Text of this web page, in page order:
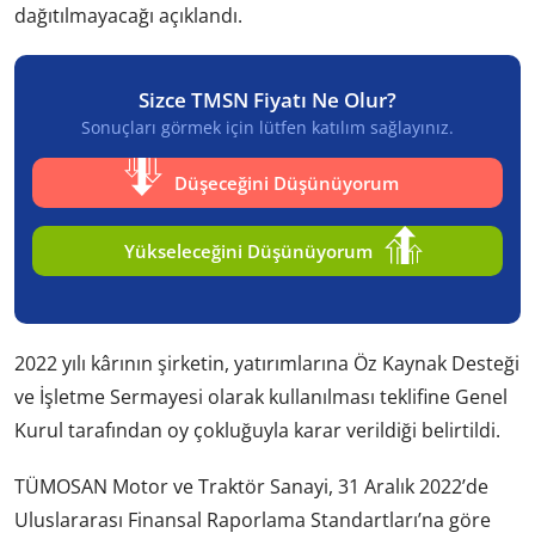
dağıtılmayacağı açıklandı.
Sizce TMSN Fiyatı Ne Olur?
Sonuçları görmek için lütfen katılım sağlayınız.
Düşeceğini Düşünüyorum
Yükseleceğini Düşünüyorum
2022 yılı kârının şirketin, yatırımlarına Öz Kaynak Desteği
ve İşletme Sermayesi olarak kullanılması teklifine Genel
Kurul tarafından oy çokluğuyla karar verildiği belirtildi.
TÜMOSAN Motor ve Traktör Sanayi, 31 Aralık 2022’de
Uluslararası Finansal Raporlama Standartları’na göre